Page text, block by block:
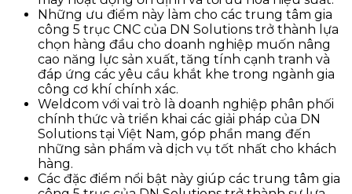
Những ưu điểm này làm cho các trung tâm gia
công 5 trục CNC của DN Solutions trở thành lựa
chọn hàng đầu cho doanh nghiệp muốn nâng
cao năng lực sản xuất, tăng tính cạnh tranh và
đáp ứng các yêu cầu khắt khe trong ngành gia
công cơ khí chính xác.
Weldcom với vai trò là doanh nghiệp phân phối
chính thức và triển khai các giải pháp của DN
Solutions tại Việt Nam, góp phần mang đến
những sản phẩm và dịch vụ tốt nhất cho khách
hàng.
Các đặc điểm nổi bật này giúp các trung tâm gia